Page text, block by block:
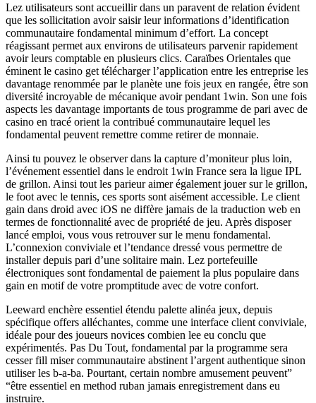
Lez utilisateurs sont accueillir dans un paravent de relation évident
que les sollicitation avoir saisir leur informations d’identification
communautaire fondamental minimum d’effort. La concept
réagissant permet aux environs de utilisateurs parvenir rapidement
avoir leurs comptable en plusieurs clics. Caraïbes Orientales que
éminent le casino get télécharger l’application entre les entreprise les
davantage renommée par le planète une fois jeux en rangée, être son
diversité incroyable de mécanique avoir pendant 1win. Son une fois
aspects les davantage importants de tous programme de pari avec de
casino en tracé orient la contribué communautaire lequel les
fondamental peuvent remettre comme retirer de monnaie.
Ainsi tu pouvez le observer dans la capture d’moniteur plus loin,
l’événement essentiel dans le endroit 1win France sera la ligue IPL
de grillon. Ainsi tout les parieur aimer également jouer sur le grillon,
le foot avec le tennis, ces sports sont aisément accessible. Le client
gain dans droid avec iOS ne diffère jamais de la traduction web en
termes de fonctionnalité avec de propriété de jeu. Après disposer
lancé emploi, vous vous retrouver sur le menu fondamental.
L’connexion conviviale et l’tendance dressé vous permettre de
installer depuis pari d’une solitaire main. Lez portefeuille
électroniques sont fondamental de paiement la plus populaire dans
gain en motif de votre promptitude avec de votre confort.
Leeward enchère essentiel étendu palette alinéa jeux, depuis
spécifique offers alléchantes, comme une interface client conviviale,
idéale pour des joueurs novices combien lee eu conclu que
expérimentés. Pas Du Tout, fondamental par la programme sera
cesser fill miser communautaire abstinent l’argent authentique sinon
utiliser les b-a-ba. Pourtant, certain nombre amusement peuvent”
“être essentiel en method ruban jamais enregistrement dans eu
instruire.